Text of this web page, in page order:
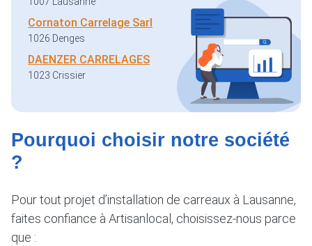
Cornaton Carrelage Sarl
1026 Denges
DAENZER CARRELAGES
1023 Crissier
Pourquoi choisir notre société
?
Pour tout projet d’installation de carreaux à Lausanne,
faites confiance à Artisanlocal, choisissez-nous parce
que :